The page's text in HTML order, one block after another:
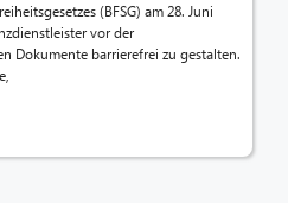
(BFSG) am 28. Juni
vor der
Dokumente barrierefrei zu gestalten.